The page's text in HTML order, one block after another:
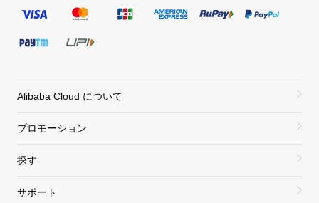
Alibaba Cloud について
プロモーション
探す
サポート